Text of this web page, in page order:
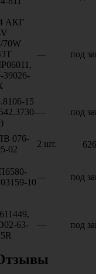
АКГ
70W
39026-
— под
15
— под
076-
02
2 шт.
10
— под
63-
— под